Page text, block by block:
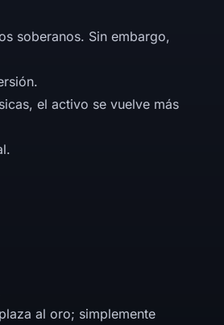
soberanos. Sin embargo,
el activo se vuelve más
al oro; simplemente